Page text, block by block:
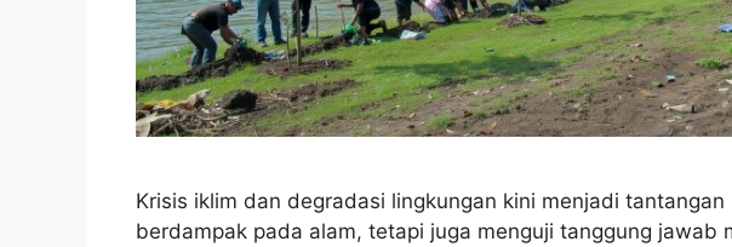
Krisis iklim dan degradasi lingkungan kini menjadi
berdampak pada alam, tetapi juga menguji tanggung jawab